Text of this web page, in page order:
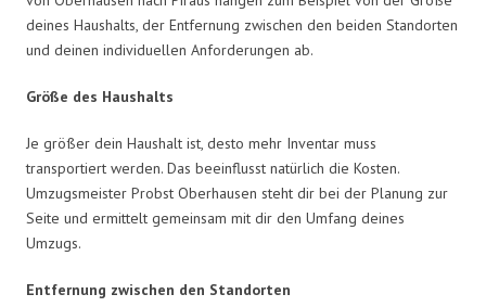
deines Haushalts, der Entfernung zwischen den beiden Standorten
und deinen individuellen Anforderungen ab.
Größe des Haushalts
Je größer dein Haushalt ist, desto mehr Inventar muss
transportiert werden. Das beeinflusst natürlich die Kosten.
Umzugsmeister Probst Oberhausen steht dir bei der Planung zur
Seite und ermittelt gemeinsam mit dir den Umfang deines
Umzugs.
Entfernung zwischen den Standorten